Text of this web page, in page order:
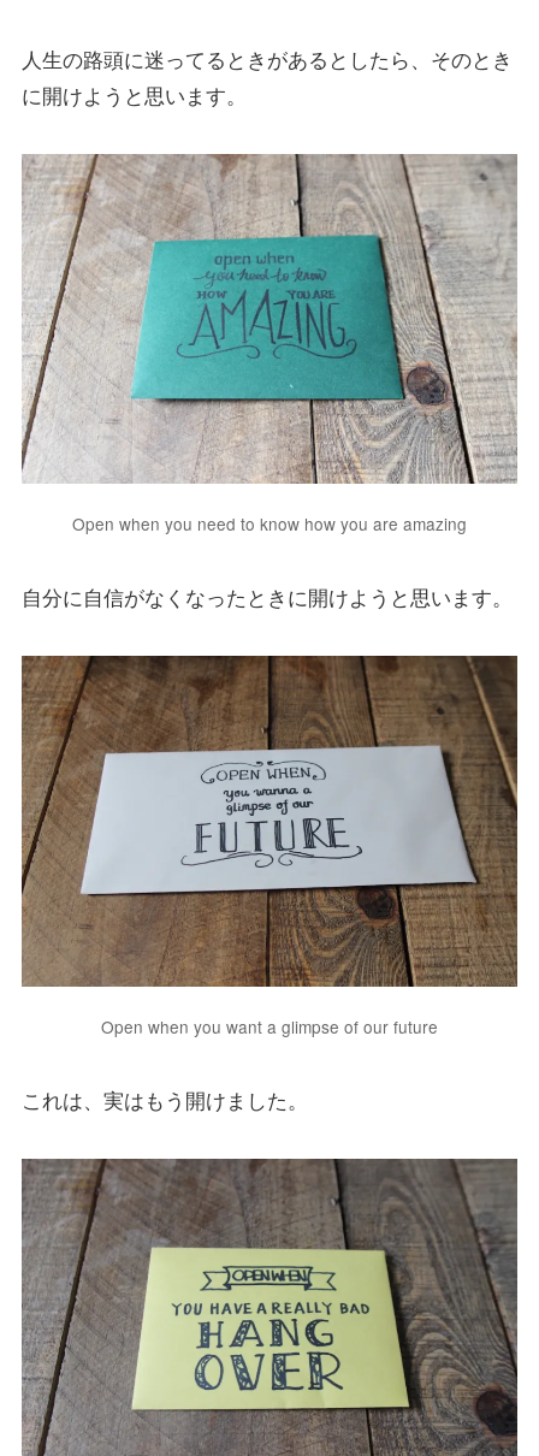
人生の路頭に迷ってるときがあるとしたら、そのとき
に開けようと思います。
Open when you need to know how you are amazing
自分に自信がなくなったときに開けようと思います。
Open when you want a glimpse of our future
これは、実はもう開けました。